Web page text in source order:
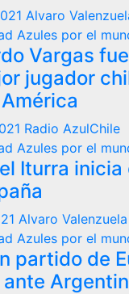
Alvaro
Azules por el
Vargas
jugador
Radio AzulChile
Azules por el
Iturra inicia
Alvaro Valenzuela
Azules por el
partido de
ante